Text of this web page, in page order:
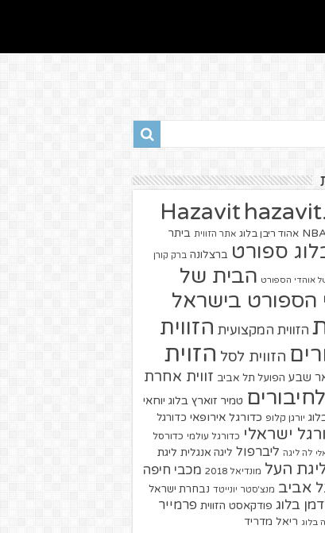
Hazavit
אהוד ריבן בלוג אתר הזווית ביתר
ספורט ברצלונה ברק קורן
אוהדי הספורט הבית של
הספורט בישראל
הזווית המקצועית הזווית
הזווית לסל הזוית
שבע הפועל תל אביב זווית אחרת
טמיר זוארץ בלוג יוחאי
יורגן קלופ כדורגל אירופאי כדורגל
ישראלי כדורגל עולמי כדורסל
לה ליגה ליברפול ליגה אנגלית ליגת
העל מונדיאל 2018 מכבי חיפה
אביב מנצ'סטר יונייטד נבחרת ישראל
בלוג פודקאסט הזווית פרמייר
בלוג ריאל מדריד